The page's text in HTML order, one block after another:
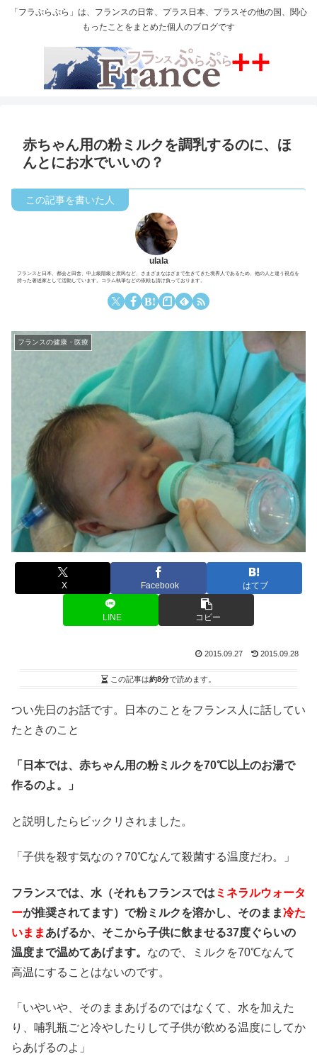
「フラぷらぷら」は、フランスの日常、プラス日本、プラスその他の国、関心
もったことをまとめた個人のブログです
赤ちゃん用の粉ミルクを調乳するのに、ほ
んとにお水でいいの？
ulala
フランスと日本、都会と田舎、中上級階級と庶民など、さまざまなはざまで生きてきた境界人であるため、他の人と違う視点を
持った著述家として活動しています。コラム執筆などの依頼も請け負っております。
フランスの健康・医療
X Facebook はてブ
LINE コピー
2015.09.27 2015.09.28
この記事は約8分で読めます。
つい先日のお話です。日本のことをフランス人に話してい
たときのこと
「日本では、赤ちゃん用の粉ミルクを70℃以上のお湯で
作るのよ。」
と説明したらビックリされました。
「子供を殺す気なの？70℃なんて殺菌する温度だわ。」
フランスでは、水（それもフランスでは ミネラルウォータ
ーが推奨されてます）で粉ミルクを溶かし、そのまま冷た
いまま あげるか、そこから子供に飲ませる37度ぐらいの
温度まで温めてあげます。 なので、ミルクを70℃なんて
高温にすることはないのです。
「いやいや、そのままあげるのではなくて、水を加えた
り、哺乳瓶ごと冷やしたりして子供が飲める温度にしてか
らあげるのよ」